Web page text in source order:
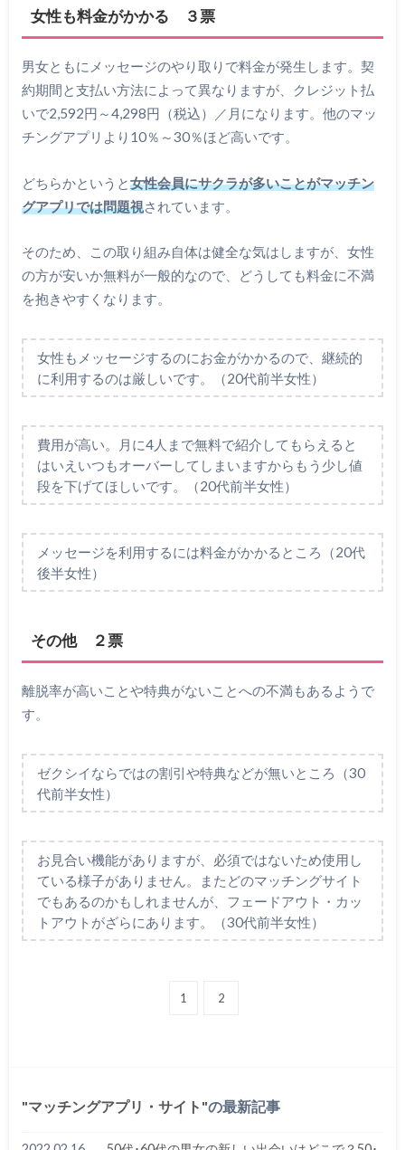
女性も料金がかかる ３票
男女ともにメッセージのやり取りで料金が発生します。契
約期間と支払い方法によって異なりますが、クレジット払
いで2,592円～4,298円（税込）／月になります。他のマッ
チングアプリより10％～30％ほど高いです。
どちらかというと女性会員にサクラが多いことがマッチン
グアプリでは問題視されています。
そのため、この取り組み自体は健全な気はしますが、女性
の方が安いか無料が一般的なので、どうしても料金に不満
を抱きやすくなります。
女性もメッセージするのにお金がかかるので、継続的
に利用するのは厳しいです。（20代前半女性）
費用が高い。月に4人まで無料で紹介してもらえると
はいえいつもオーバーしてしまいますからもう少し値
段を下げてほしいです。（20代前半女性）
メッセージを利用するには料金がかかるところ（20代
後半女性）
その他 ２票
離脱率が高いことや特典がないことへの不満もあるようで
す。
ゼクシイならではの割引や特典などが無いところ（30
代前半女性）
お見合い機能がありますが、必須ではないため使用し
ている様子がありません。またどのマッチングサイト
でもあるのかもしれませんが、フェードアウト・カッ
トアウトがざらにあります。（30代前半女性）
1 2
マッチングアプリ・サイト の最新記事